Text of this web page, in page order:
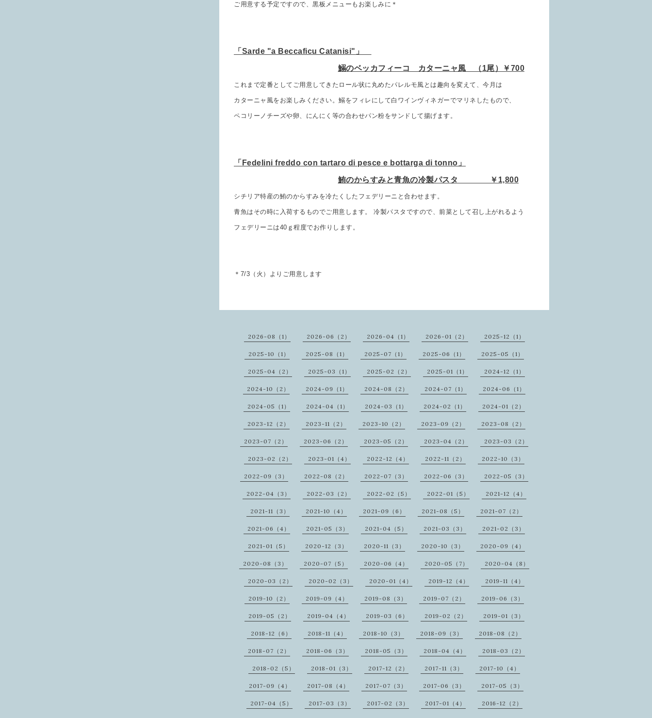
ご用意する予定ですので、黒板メニューもお楽しみに＊
「Sarde "a Beccaficu Catanisi"」
鰯のベッカフィーコ カターニャ風 （1尾）￥700
これまで定番としてご用意してきたロール状に丸めたパレルモ風とは趣向を変えて、今月は
カターニャ風を お楽しみください。鰯をフィレにし て白ワインヴィネガーでマリネしたもので、
ペコリーノチーズや卵、にんにく等の合わせパン粉をサンドして揚げます。
「Fedelini freddo con tartaro di pesce e bottarga di tonno」
鮪のからすみと青魚の冷製パスタ ￥1,800
シチリア特産の鮪のからすみを冷たくしたフェデリーニと合わせます。
青魚はその時に入荷するものでご用意します。 冷製パスタですので、前菜として召し上がれるよう
フェデリーニは40ｇ程度でお作りします。
＊7/3（火）よりご用意します
2026-08（1） 2026-06（2） 2026-04（1） 2026-01（2） 2025-12（1）
2025-10（1） 2025-08（1） 2025-07（1） 2025-06（1） 2025-05（1）
2025-04（2） 2025-03（1） 2025-02（2） 2025-01（1） 2024-12（1）
2024-10（2） 2024-09（1） 2024-08（2） 2024-07（1） 2024-06（1）
2024-05（1） 2024-04（1） 2024-03（1） 2024-02（1） 2024-01（2）
2023-12（2） 2023-11（2） 2023-10（2） 2023-09（2） 2023-08（2）
2023-07（2） 2023-06（2） 2023-05（2） 2023-04（2） 2023-03（2）
2023-02（2） 2023-01（4） 2022-12（4） 2022-11（2） 2022-10（3）
2022-09（3） 2022-08（2） 2022-07（3） 2022-06（3） 2022-05（3）
2022-04（3） 2022-03（2） 2022-02（5） 2022-01（5） 2021-12（4）
2021-11（3） 2021-10（4） 2021-09（6） 2021-08（5） 2021-07（2）
2021-06（4） 2021-05（3） 2021-04（5） 2021-03（3） 2021-02（3）
2021-01（5） 2020-12（3） 2020-11（3） 2020-10（3） 2020-09（4）
2020-08（3） 2020-07（5） 2020-06（4） 2020-05（7） 2020-04（8）
2020-03（2） 2020-02（3） 2020-01（4） 2019-12（4） 2019-11（4）
2019-10（2） 2019-09（4） 2019-08（3） 2019-07（2） 2019-06（3）
2019-05（2） 2019-04（4） 2019-03（6） 2019-02（2） 2019-01（3）
2018-12（6） 2018-11（4） 2018-10（3） 2018-09（3） 2018-08（2）
2018-07（2） 2018-06（3） 2018-05（3） 2018-04（4） 2018-03（2）
2018-02（5） 2018-01（3） 2017-12（2） 2017-11（3） 2017-10（4）
2017-09（4） 2017-08（4） 2017-07（3） 2017-06（3） 2017-05（3）
2017-04（5） 2017-03（3） 2017-02（3） 2017-01（4） 2016-12（2）